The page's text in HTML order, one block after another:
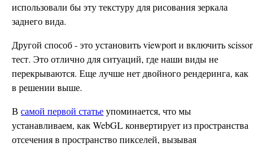
использовали бы эту текстуру для рисования зеркала
заднего вида.
Другой способ - это установить viewport и включить scissor
тест. Это отлично для ситуаций, где наши виды не
перекрываются. Еще лучше нет двойного рендеринга, как
в решении выше.
В самой первой статьеупоминается, что мы
устанавливаем, как WebGL конвертирует из пространства
отсечения в пространство пикселей, вызывая